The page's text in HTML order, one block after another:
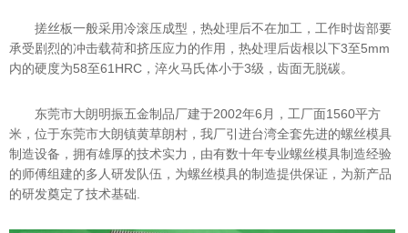
搓丝板一般采用冷滚压成型，热处理后不在加工，工作时齿部要
承受剧烈的冲击载荷和挤压应力的作用，热处理后齿根以下3至5mm
内的硬度为58至61HRC，淬火马氏体小于3级，齿面无脱碳。
东莞市大朗明振五金制品厂建于2002年6月，工厂面1560平方
米，位于东莞市大朗镇黄草朗村，我厂引进台湾全套先进的螺丝模具
制造设备，拥有雄厚的技术实力，由有数十年专业螺丝模具制造经验
的师傅组建的多人研发队伍，为螺丝模具的制造提供保证，为新产品
的研发奠定了技术基础.